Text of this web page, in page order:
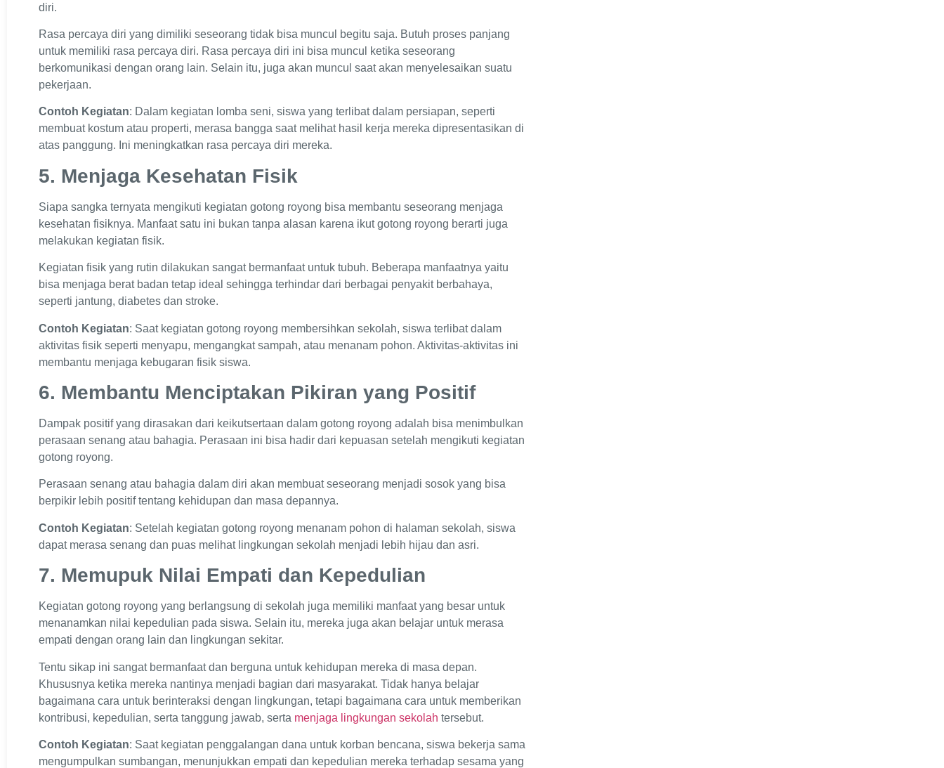
diri.
Rasa percaya diri yang dimiliki seseorang tidak bisa muncul begitu saja. Butuh proses panjang
untuk memiliki rasa percaya diri. Rasa percaya diri ini bisa muncul ketika seseorang
berkomunikasi dengan orang lain. Selain itu, juga akan muncul saat akan menyelesaikan suatu
pekerjaan.
Contoh Kegiatan: Dalam kegiatan lomba seni, siswa yang terlibat dalam persiapan, seperti
membuat kostum atau properti, merasa bangga saat melihat hasil kerja mereka dipresentasikan di
atas panggung. Ini meningkatkan rasa percaya diri mereka.
5. Menjaga Kesehatan Fisik
Siapa sangka ternyata mengikuti kegiatan gotong royong bisa membantu seseorang menjaga
kesehatan fisiknya. Manfaat satu ini bukan tanpa alasan karena ikut gotong royong berarti juga
melakukan kegiatan fisik.
Kegiatan fisik yang rutin dilakukan sangat bermanfaat untuk tubuh. Beberapa manfaatnya yaitu
bisa menjaga berat badan tetap ideal sehingga terhindar dari berbagai penyakit berbahaya,
seperti jantung, diabetes dan stroke.
Contoh Kegiatan: Saat kegiatan gotong royong membersihkan sekolah, siswa terlibat dalam
aktivitas fisik seperti menyapu, mengangkat sampah, atau menanam pohon. Aktivitas-aktivitas ini
membantu menjaga kebugaran fisik siswa.
6. Membantu Menciptakan Pikiran yang Positif
Dampak positif yang dirasakan dari keikutsertaan dalam gotong royong adalah bisa menimbulkan
perasaan senang atau bahagia. Perasaan ini bisa hadir dari kepuasan setelah mengikuti kegiatan
gotong royong.
Perasaan senang atau bahagia dalam diri akan membuat seseorang menjadi sosok yang bisa
berpikir lebih positif tentang kehidupan dan masa depannya.
Contoh Kegiatan: Setelah kegiatan gotong royong menanam pohon di halaman sekolah, siswa
dapat merasa senang dan puas melihat lingkungan sekolah menjadi lebih hijau dan asri.
7. Memupuk Nilai Empati dan Kepedulian
Kegiatan gotong royong yang berlangsung di sekolah juga memiliki manfaat yang besar untuk
menanamkan nilai kepedulian pada siswa. Selain itu, mereka juga akan belajar untuk merasa
empati dengan orang lain dan lingkungan sekitar.
Tentu sikap ini sangat bermanfaat dan berguna untuk kehidupan mereka di masa depan.
Khususnya ketika mereka nantinya menjadi bagian dari masyarakat. Tidak hanya belajar
bagaimana cara untuk berinteraksi dengan lingkungan, tetapi bagaimana cara untuk memberikan
kontribusi, kepedulian, serta tanggung jawab, serta menjaga lingkungan sekolah tersebut.
Contoh Kegiatan: Saat kegiatan penggalangan dana untuk korban bencana, siswa bekerja sama
mengumpulkan sumbangan, menunjukkan empati dan kepedulian mereka terhadap sesama yang